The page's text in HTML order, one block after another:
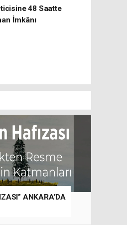
48 Saatte
İmkânı
ANKARA’DA